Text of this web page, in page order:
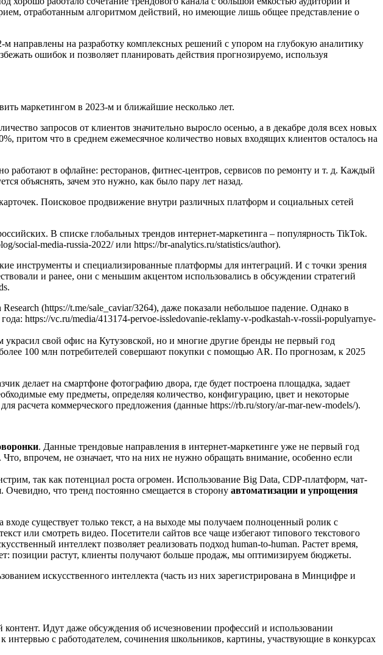
отработанным алгоритмом действий, но имеющие лишь общее представление о
направлены на разработку комплексных решений с упором на глубокую аналитику
ошибок и позволяет планировать действия прогнозируемо, используя
маркетингом в 2023-м и ближайшие несколько лет.
запросов от клиентов значительно выросло осенью, а в декабре доля всех новых
притом что в среднем ежемесячное количество новых входящих клиентов осталось на
работают в офлайне: ресторанов, фитнес-центров, сервисов по ремонту и т. д. Каждый
объяснять, зачем это нужно, как было пару лет назад.
Поисковое продвижение внутри различных платформ и социальных сетей
В списке глобальных трендов интернет-маркетинга – популярность TikTok.
social-media-russia-2022/ или https://br-analytics.ru/statistics/author).
инструменты и специализированные платформы для интеграций. И с точки зрения
и ранее, они с меньшим акцентом использовались в обсуждении стратегий
(https://t.me/sale_caviar/3264), даже показали небольшое падение. Однако в
https://vc.ru/media/413174-pervoe-issledovanie-reklamy-v-podkastah-v-rossii-populyarnye-
свой офис на Кутузовской, но и многие другие бренды не первый год
100 млн потребителей совершают покупки с помощью AR. По прогнозам, к 2025
делает на смартфоне фотографию двора, где будет построена площадка, задает
ему предметы, определяя количество, конфигурацию, цвет и некоторые
расчета коммерческого предложения (данные https://rb.ru/story/ar-mar-new-models/).
. Данные трендовые направления в интернет-маркетинге уже не первый год
впрочем, не означает, что на них не нужно обращать внимание, особенно если
так как потенциал роста огромен. Использование Big Data, CDP-платформ, чат-
Очевидно, что тренд постоянно смещается в сторону автоматизации и упрощения
существует только текст, а на выходе мы получаем полноценный ролик с
или смотреть видео. Посетители сайтов все чаще избегают типового текстового
интеллект позволяет реализовать подход human-to-human. Растет время,
позиции растут, клиенты получают больше продаж, мы оптимизируем бюджеты.
искусственного интеллекта (часть из них зарегистрирована в Минцифре и
Идут даже обсуждения об исчезновении профессий и использовании
интервью с работодателем, сочинения школьников, картины, участвующие в конкурсах